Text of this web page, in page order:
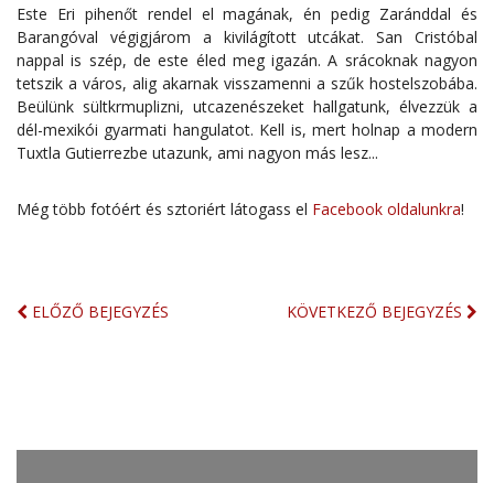
Este Eri pihenőt rendel el magának, én pedig Zaránddal és
Barangóval végigjárom a kivilágított utcákat. San Cristóbal
nappal is szép, de este éled meg igazán. A srácoknak nagyon
tetszik a város, alig akarnak visszamenni a szűk hostelszobába.
Beülünk sültkrmuplizni, utcazenészeket hallgatunk, élvezzük a
dél-mexikói gyarmati hangulatot. Kell is, mert holnap a modern
Tuxtla Gutierrezbe utazunk, ami nagyon más lesz...
Még több fotóért és sztoriért látogass el Facebook oldalunkra!
ELŐZŐ BEJEGYZÉS KÖVETKEZŐ BEJEGYZÉS